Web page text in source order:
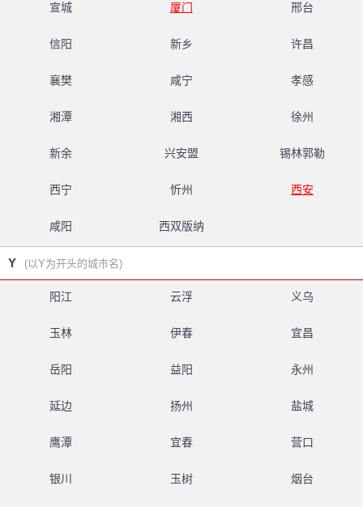
宣城 厦门 邢台
信阳 新乡 许昌
襄樊 咸宁 孝感
湘潭 湘西 徐州
新余 兴安盟 锡林郭勒
西宁 忻州 西安
咸阳 西双版纳
Y (以Y为开头的城市名)
阳江 云浮 义乌
玉林 伊春 宜昌
岳阳 益阳 永州
延边 扬州 盐城
鹰潭 宜春 营口
银川 玉树 烟台